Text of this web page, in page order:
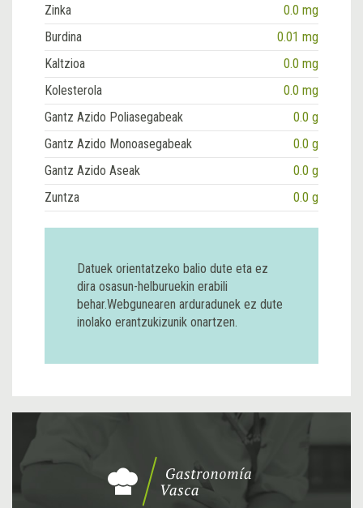
Zinka
0.0 mg
Burdina
0.01 mg
Kaltzioa
0.0 mg
Kolesterola
0.0 mg
Gantz Azido Poliasegabeak
0.0 g
Gantz Azido Monoasegabeak
0.0 g
Gantz Azido Aseak
0.0 g
Zuntza
0.0 g
Datuek orientatzeko balio dute eta ez
dira osasun-helburuekin erabili
behar.Webgunearen arduradunek ez dute
inolako erantzukizunik onartzen.